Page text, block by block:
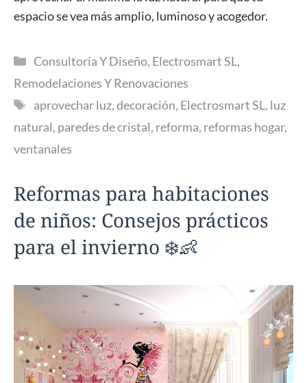
espacio se vea más amplio, luminoso y acogedor.
Categorías
Consultoría Y Diseño, Electrosmart SL,
Remodelaciones Y Renovaciones
Etiquetas
aprovechar luz,decoración, Electrosmart SL, luz
natural, paredes de cristal, reforma, reformas hogar,
ventanales
Reformas para habitaciones
de niños: Consejos prácticos
para el invierno ❄️👶